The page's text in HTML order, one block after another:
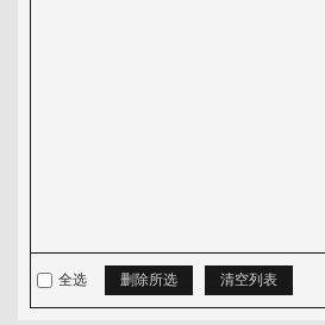
全选 删除所选 清空列表